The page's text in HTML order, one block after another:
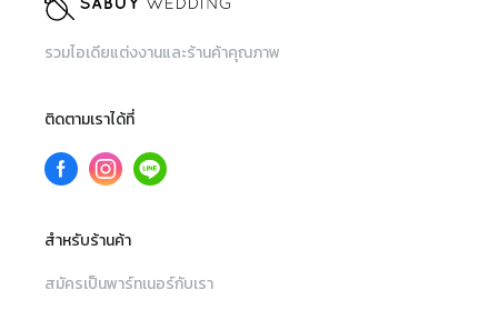
รวมไอเดียแต่งงานและร้านค้าคุณภาพ
ติดตามเราได้ที่
สำหรับร้านค้า
สมัครเป็นพาร์ทเนอร์กับเรา